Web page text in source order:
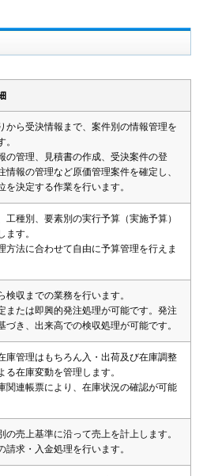
から受決情報まで、案件別の情報管理を
。
の管理、見積書の作成、受決案件の登
情報の管理など原価管理案件を確定し、
を決定する作業を行います。
工種別、要素別の実行予算（実施予算）
ます。
方法に合わせて自由に予算管理を行えま
検収までの業務を行います。
または即興的発注処理が可能です。発注
づき、出来高での検収処理が可能です。
庫管理はもちろん入・出荷及び在庫調整
る在庫変動を管理します。
関連帳票により、在庫状況の確認が可能
の売上基準に沿って売上を計上します。
請求・入金処理を行います。